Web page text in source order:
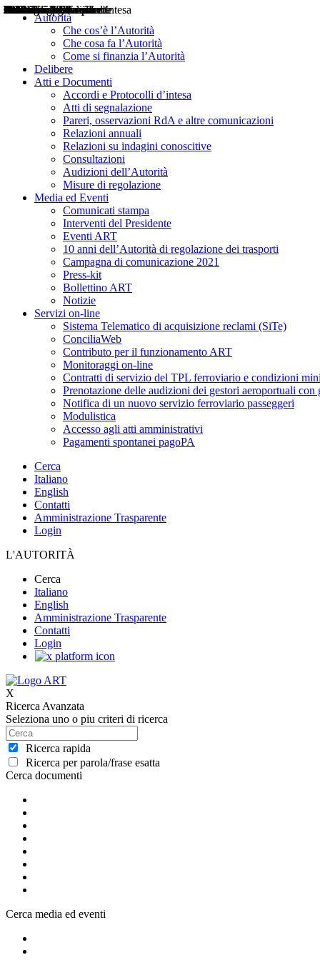
Autorità
Che cos’è l’Autorità
Che cosa fa l’Autorità
Come si finanzia l’Autorità
Delibere
Atti e Documenti
Accordi e Protocolli d’intesa
Atti di segnalazione
Pareri, osservazioni RdA e altre comunicazioni
Relazioni annuali
Relazioni su indagini conoscitive
Consultazioni
Audizioni dell’Autorità
Misure di regolazione
Media ed Eventi
Comunicati stampa
Interventi del Presidente
Eventi ART
10 anni dell’Autorità di regolazione dei trasporti
Campagna di comunicazione 2021
Press-kit
Bollettino ART
Notizie
Servizi on-line
Sistema Telematico di acquisizione reclami (SiTe)
ConciliaWeb
Contributo per il funzionamento ART
Monitoraggi on-line
Contratti di servizio del TPL ferroviario e condizioni
Prenotazione delle audizioni dei gestori aeroportuali con
Notifica di un nuovo servizio ferroviario passeggeri
Modulistica
Accesso agli atti amministrativi
Pagamenti spontanei pagoPA
Cerca
Italiano
English
Contatti
Amministrazione Trasparente
Login
L'AUTORITÀ
Cerca
Italiano
English
Amministrazione Trasparente
Contatti
Login
X
Ricerca Avanzata
Seleziona uno o piu criteri di ricerca
Ricerca rapida
Ricerca per parola/frase esatta
Cerca documenti
Delibere
Pareri
Consultazioni
Audizioni
Atti di Segnalazione
Accordi e Protocolli d'Intesa
Relazioni annuali
Misure di regolazione
Cerca media ed eventi
Notizie
Comunicati Stampa
Bollettini ART
Convegni ART
Interviste del Presidente
Articoli in primo piano
Interventi del Presidente
2004
2005
2010
2013
2014
2015
2016
2017
2018
2019
202
2020
2021
2022
2023
2024
2025
2026
Aereo
Marittimo
Terrestre